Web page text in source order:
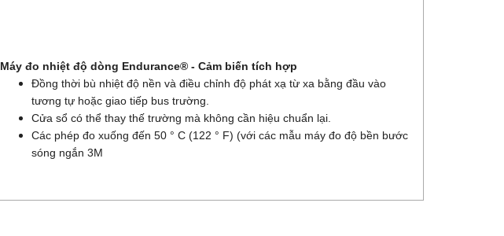
Máy đo nhiệt độ dòng Endurance® - Cảm biến tích hợp
Đồng thời bù nhiệt độ nền và điều chỉnh độ phát xạ từ xa bằng đầu vào
tương tự hoặc giao tiếp bus trường.
Cửa sổ có thể thay thế trường mà không cần hiệu chuẩn lại.
Các phép đo xuống đến 50 ° C (122 ° F) (với các mẫu máy đo độ bền bước
sóng ngắn 3M